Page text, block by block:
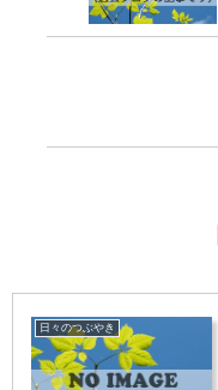
日々のつぶやき